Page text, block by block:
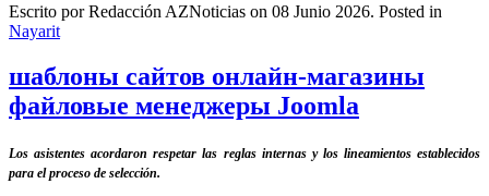
Escrito por Redacción AZNoticias on 08 Junio 2026. Posted in
Nayarit
шаблоны сайтов онлайн-магазины
файловые менеджеры Joomla
Los asistentes acordaron respetar las reglas internas y los lineamientos establecidos
para el proceso de selección.